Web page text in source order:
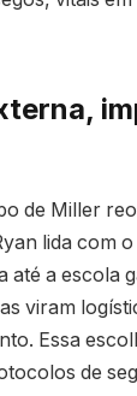
de Miller
lida com
até a escola
viram
Essa
de